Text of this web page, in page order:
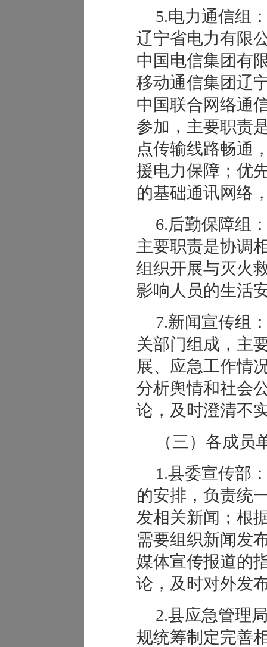
5.电力通信组
辽宁省电力有限
中国电信集团有
移动通信集团辽
中国联合网络通
参加，主要职责
点传输线路畅通
援电力保障；优
的基础通讯网络
6.后勤保障组
主要职责是协调
组织开展与灭火
影响人员的生活
7.新闻宣传组
关部门组成，主
展、应急工作情
分析舆情和社会
论，及时澄清不
（三）各成员
1.县委宣传部
的安排，负责统
发相关新闻；根
需要组织新闻发
媒体宣传报道的
论，及时对外发
2.县应急管理
规统筹制定完善